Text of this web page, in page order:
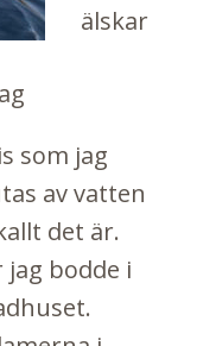
älskar
som jag
av vatten
det är.
bodde i